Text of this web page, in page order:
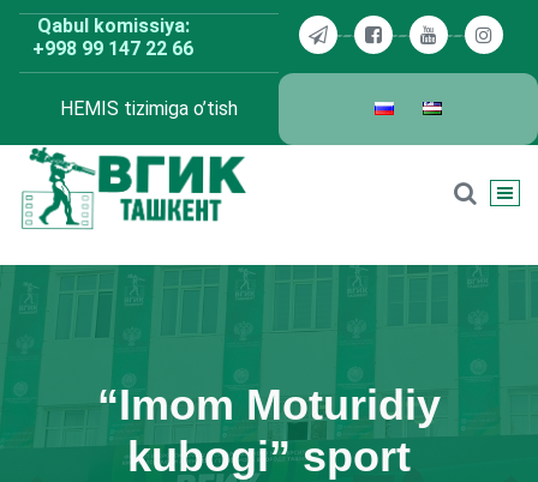
Skip
content
Qabul komissiya:
+998 99 147 22 66
HEMIS tizimiga o’tish
“Imom Moturidiy
kubogi” sport